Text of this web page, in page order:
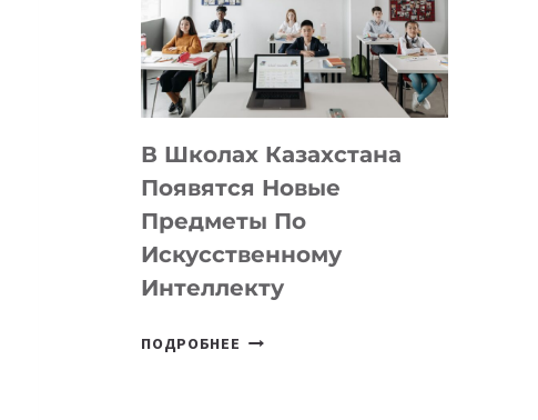
MOST
—
МЕЖДУНАРОДНУЮ
ДЛЯ
ТЕХНОЛОГИЧЕСКИХ
СТАРТАПОВ
В Школах Казахстана
Появятся Новые
Предметы По
Искусственному
Интеллекту
ПОДРОБНЕЕ